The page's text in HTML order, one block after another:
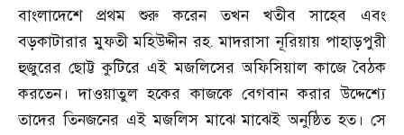
বাংলাদেশে প্রথম শুরু করেন তখন খতীব সাহেব এবং
বড়কাটারার মুফতী মহিউদ্দীন রহ. মাদরাসা নূরিয়ায় পাহাড়পুরী
হুজুরের ছোট্ট কুটিরে এই মজলিসের অফিসিয়াল কাজে বৈঠক
করতেন। দাওয়াতুল হকের কাজকে বেগবান করার উদ্দেশ্যে
তাদের তিনজনের এই মজলিস মাঝে মাঝেই অনুষ্ঠিত হত। সে